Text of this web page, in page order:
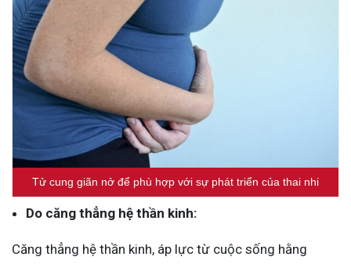
Tử cung giãn nở để phù hợp với sự phát triển của thai nhi
Do căng thẳng hệ thần kinh:
Căng thẳng hệ thần kinh, áp lực từ cuộc sống hằng